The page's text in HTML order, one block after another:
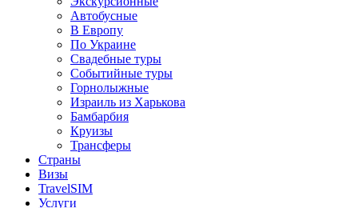
Автобусные
В Европу
По Украине
Свадебные туры
Событийные туры
Горнолыжные
Израиль из Харькова
Бамбарбия
Круизы
Трансферы
Страны
Визы
TravelSIM
Услуги